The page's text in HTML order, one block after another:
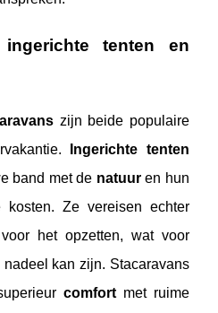
tenten en
zijn beide populaire
Ingerichte tenten
band met de natuuren hun
Ze vereisen echter
het opzetten, wat voor
kan zijn. Stacaravans
comfortmet ruime